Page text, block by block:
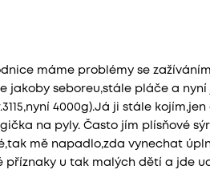
máme problémy se
jakoby seboreu,stále pláče a nyní
4000g).Já ji stále kojím,jen
na pyly. Často jím plísňové
mě napadlo,zda vynechat
příznaky u tak malých dětí a jde